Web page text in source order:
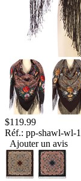
$119.99
Réf.: pp-shawl-wl-
Ajouter un avis